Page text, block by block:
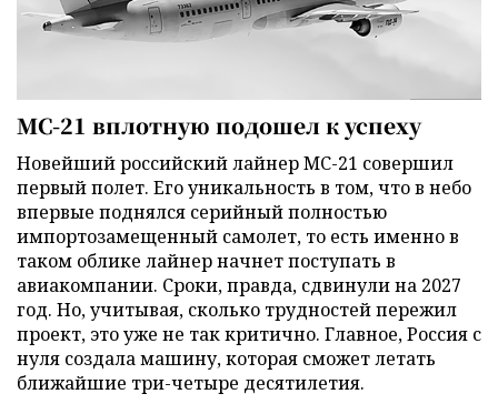
МС-21 вплотную подошел к успеху
Новейший российский лайнер МС-21 совершил
первый полет. Его уникальность в том, что в небо
впервые поднялся серийный полностью
импортозамещенный самолет, то есть именно в
таком облике лайнер начнет поступать в
авиакомпании. Сроки, правда, сдвинули на 2027
год. Но, учитывая, сколько трудностей пережил
проект, это уже не так критично. Главное, Россия с
нуля создала машину, которая сможет летать
ближайшие три-четыре десятилетия.